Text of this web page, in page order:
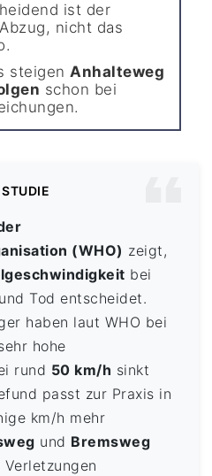
ist der
nicht das
steigenAnhalteweg
schon bei
(WHO) zeigt,
bei
Tod entscheidet.
haben laut WHO bei
hohe
rund 50 km/h sinkt
passt zur Praxis in
km/h mehr
und Bremsweg